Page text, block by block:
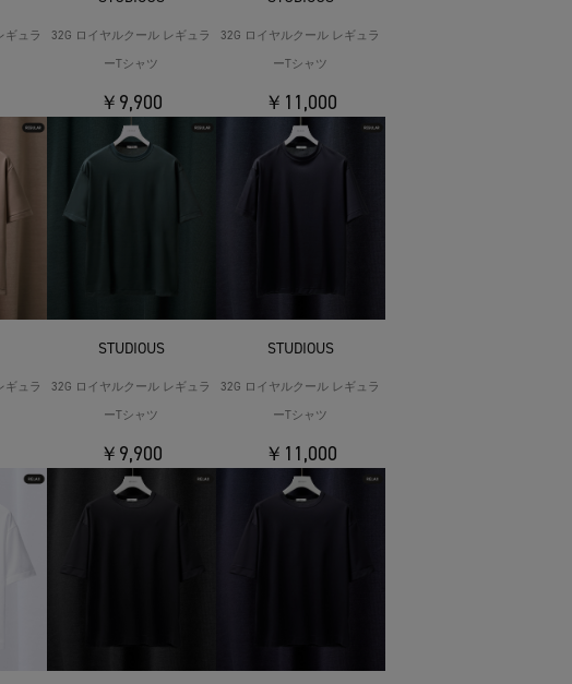
ギュラ
32G ロイヤルクール レギュラ
ーTシャツ
￥9,900
32G ロイヤルクール レギュラ
ーTシャツ
￥11,000
ギュラ
STUDIOUS
32G ロイヤルクール レギュラ
ーTシャツ
￥9,900
STUDIOUS
32G ロイヤルクール レギュラ
ーTシャツ
￥11,000